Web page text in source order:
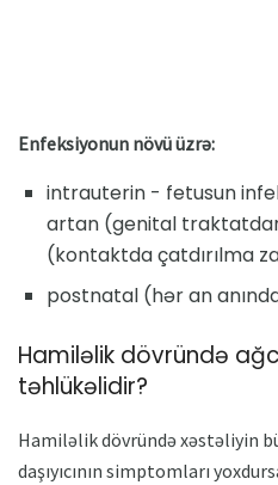
Enfeksiyonun növü üzrə:
intrauterin - fetusun
artan (genital
(kontaktda çatdırılma
postnatal (hər an
Hamiləlik dövründə
təhlükəlidir?
Hamiləlik dövründə xəstəliyin
daşıyıcının simptomları